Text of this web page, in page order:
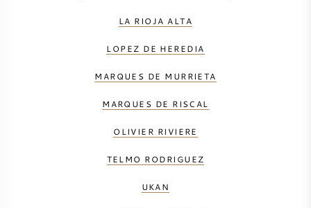
LA RIOJA ALTA
LOPEZ DE HEREDIA
MARQUES DE MURRIETA
MARQUES DE RISCAL
OLIVIER RIVIERE
TELMO RODRIGUEZ
UKAN